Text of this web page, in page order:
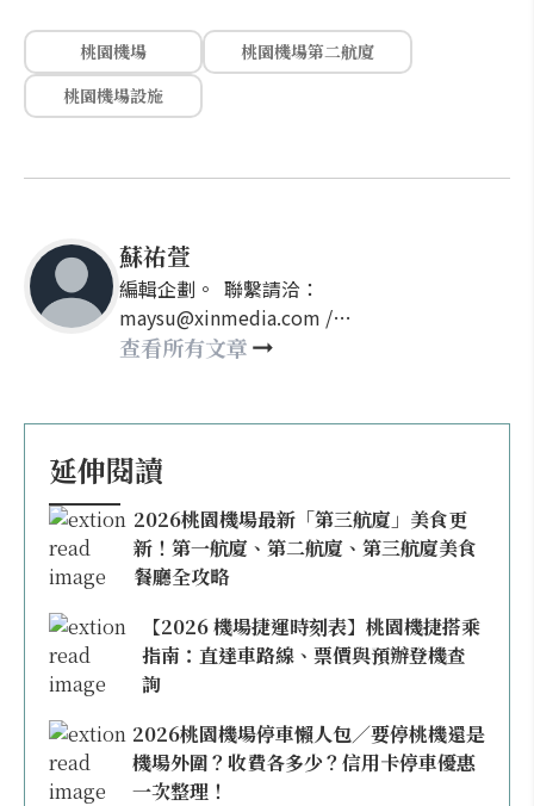
桃園機場
桃園機場第二航廈
桃園機場設施
蘇祐萱
編輯企劃。 聯繫請洽：
maysu@xinmedia.com /
may860527@gmail.com
查看所有文章
延伸閱讀
2026桃園機場最新「第三航廈」美食更
新！第一航廈、第二航廈、第三航廈美食
餐廳全攻略
【2026 機場捷運時刻表】桃園機捷搭乘
指南：直達車路線、票價與預辦登機查
詢
2026桃園機場停車懶人包／要停桃機還是
機場外圍？收費各多少？信用卡停車優惠
一次整理！